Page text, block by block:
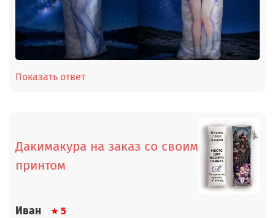
Показать ответ
Дакимакура на заказ со своим
принтом
Иван 5